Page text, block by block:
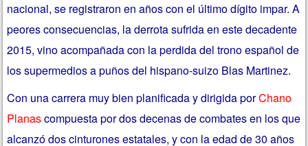
nacional, se registraron en años con el último dígito impar. A
peores consecuencias, la derrota sufrida en este decadente
2015, vino acompañada con la perdida del trono español de
los supermedios a puños del hispano-suizo Blas Martinez.
Con una carrera muy bien planificada y dirigida porChano
Planascompuesta por dos decenas de combates en los que
alcanzó dos cinturones estatales, y con la edad de 30 años